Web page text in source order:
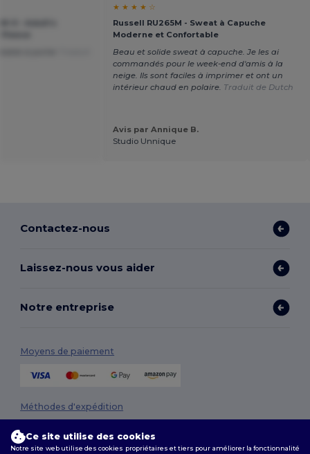
★ ★ ★ ★ ☆
Russell RU265M - Sweat à Capuche
Moderne et Confortable
Beau et solide sweat à capuche. Je les ai
commandés pour le week-end d'amis à la
neige. Ils sont faciles à imprimer et ont un
intérieur chaud en polaire. Traduit de Dutch
Avis par Annique B.
Studio Unnique
Contactez-nous
Laissez-nous vous aider
Notre entreprise
Moyens de paiement
Méthodes d'expédition
Ce site utilise des cookies
Notre site web utilise des cookies propriétaires et tiers pour améliorer la fonctionnalité